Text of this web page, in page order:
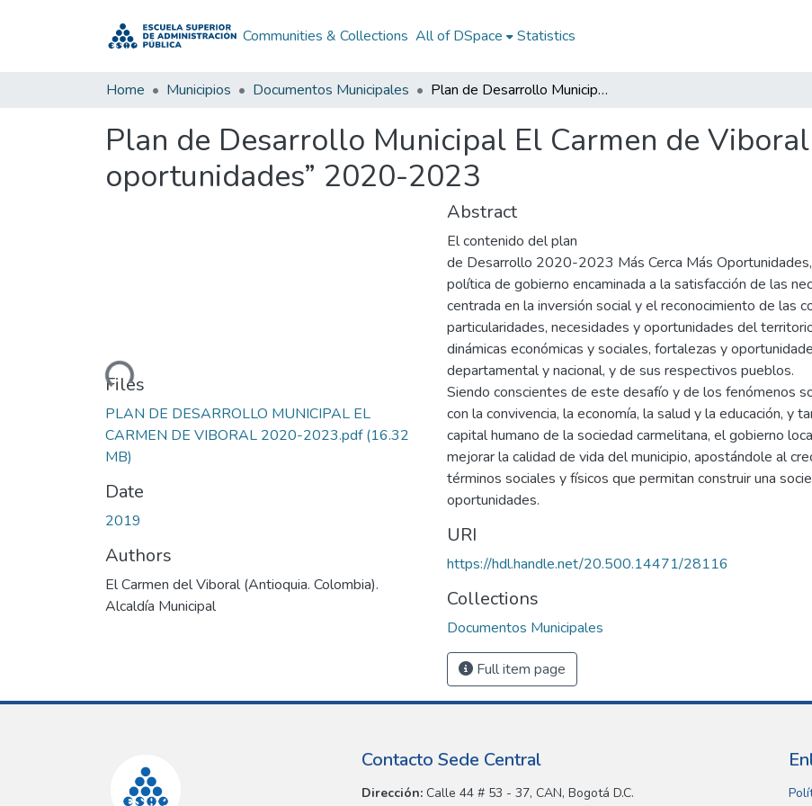
Communities & Collections All of DSpace Statistics
Home Municipios Documentos Municipales Plan de Desarrollo Municipal El Carmen de Viboral “Más cerca, más oportunidades” 2020-2023
Plan de Desarrollo Municipal El Carmen de Viboral
oportunidades” 2020-2023
Loading...
Files
PLAN DE DESARROLLO MUNICIPAL EL
CARMEN DE VIBORAL 2020-2023.pdf(16.32
MB)
Date
2019
Authors
El Carmen del Viboral (Antioquia. Colombia).
Alcaldía Municipal
Abstract
El contenido del plan
de Desarrollo 2020-2023 Más Cerca Más
política de gobierno encaminada a la satisfacción de las
centrada en la inversión social y el reconocimiento de las
particularidades, necesidades y oportunidades del
dinámicas económicas y sociales, fortalezas y
departamental y nacional, y de sus respectivos pueblos.
Siendo conscientes de este desafío y de los fenómenos
con la convivencia, la economía, la salud y la educación, y
capital humano de la sociedad carmelitana, el gobierno
mejorar la calidad de vida del municipio, apostándole al
términos sociales y físicos que permitan construir una
oportunidades.
URI
https://hdl.handle.net/20.500.14471/28116
Collections
Documentos Municipales
Full item page
Contacto Sede Central
Dirección: Calle 44 # 53 - 37, CAN, Bogotá D.C.